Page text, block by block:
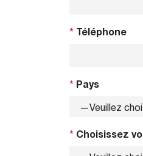
* Téléphone
* Pays
* Choisissez